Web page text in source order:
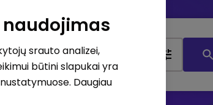
Darbo sritis
naudojimas
srauto analizei,
būtini slapukai yra
Daugiau